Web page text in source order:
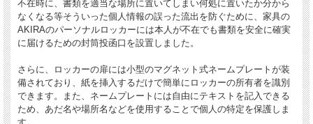
不在時に、書類を適当な場所に置いてしまい何処に置いたか分から
なくなる等そういった個人情報の誤った流出を防ぐために、家具の
AKIRAのパーソナルロッカーには本人が不在でも書類を安全に確実
に届けるための封筒投函口を設置しました。
さらに、ロッカーの扉には小型のマグネット式ネームプレートが装
備されており、紙を挿入するだけで簡単にロッカーの所有者を識別
できます。また、ネームプレートには自由にテキストを記入できる
ため、あだ名や場所名などを使用することで個人の特定を保護しま